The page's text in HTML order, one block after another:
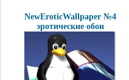
NewEroticWallpaper №4
эротические обои